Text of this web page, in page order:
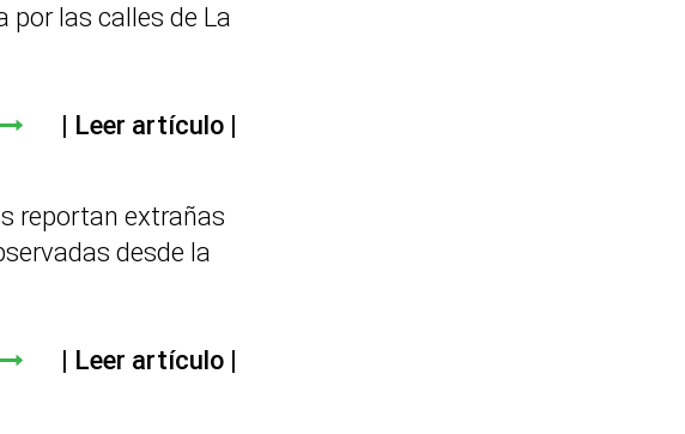
por las calles de La
Leer artículo
reportan extrañas
desde la
Leer artículo